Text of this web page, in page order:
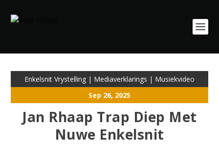
Enkelsnit Vrystelling | Mediaverklarings | Musiekvideo
Sep 26, 2025
Jan Rhaap Trap Diep Met
Nuwe Enkelsnit